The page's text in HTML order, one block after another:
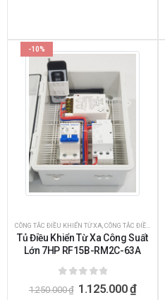
-10%
CÔNG TẮC ĐIỀU KHIỂN TỪ XA CÔNG TẮC ĐIỀU KHIỂN TỪ XA BẰNG REMOTE
Tủ Điều Khiển Từ Xa Công Suất
Lớn 7HP RF15B-RM2C-63A
ngoài 5
1.250.000₫ 1.125.000₫